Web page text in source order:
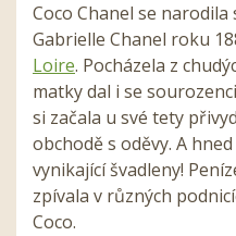
Coco Chanel se
Gabrielle Chanel roku
Loire. Pocházela z
matky dal i se
si začala u své tety
obchodě s oděvy. A
vynikající švadleny!
zpívala v různých
Coco.